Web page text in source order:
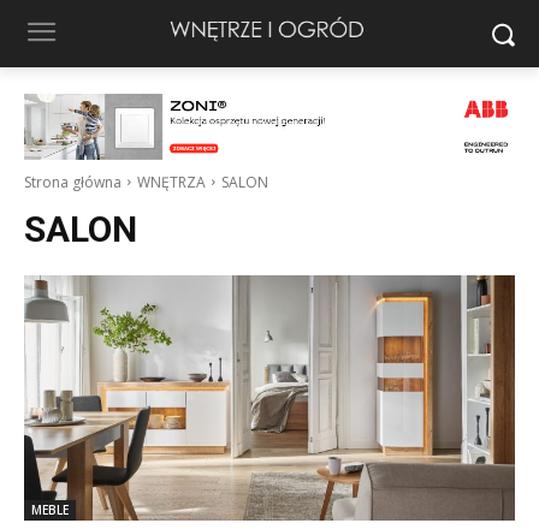
Strona główna WNĘTRZA SALON
SALON
MEBLE